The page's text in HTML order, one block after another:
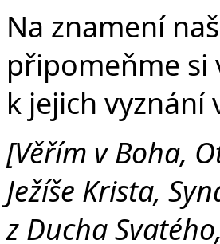
Na znamení
připomeňme si
k jejich vyznání
[Věřím v Boha,
Ježíše Krista,
z Ducha